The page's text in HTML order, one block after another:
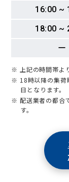
16:00 ~
18:00 ~
ー
※ 上記の時間帯よ
※ 18時以降の集荷
日となります。
※ 配送業者の都合
す。